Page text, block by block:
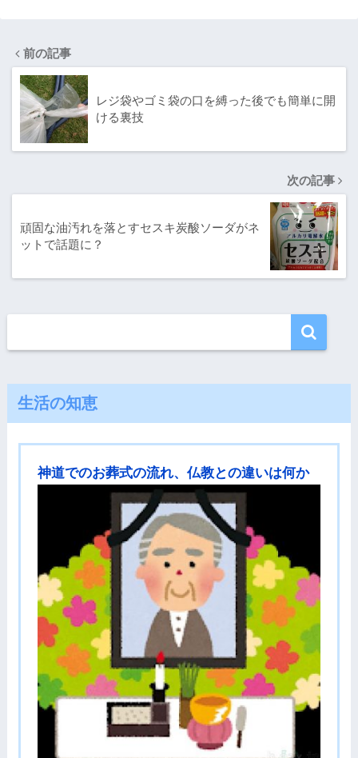
前の記事
レジ袋やゴミ袋の口を縛った後でも簡単に開
ける裏技
次の記事
頑固な油汚れを落とすセスキ炭酸ソーダがネ
ットで話題に？
生活の知恵
神道でのお葬式の流れ、仏教との違いは何か